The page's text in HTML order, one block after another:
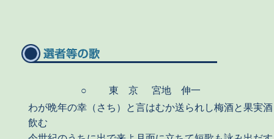
○ 東 京
宮地 伸一
わが晩年の幸（さち）と言はむか送られし梅酒と果実
飲む